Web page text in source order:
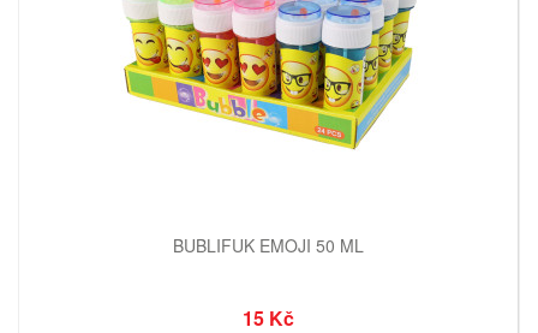
BUBLIFUK EMOJI 50 ML
15 Kč